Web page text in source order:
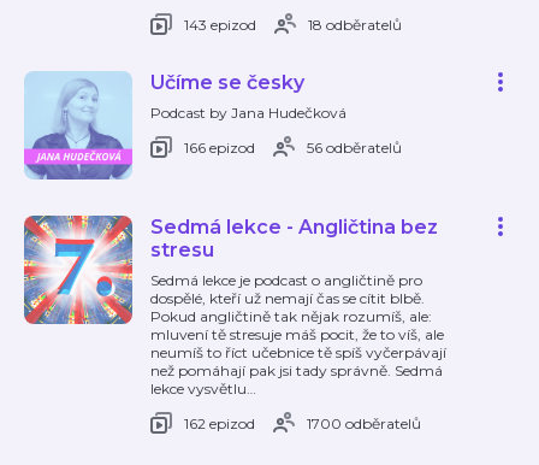
143 epizod
18 odběratelů
Učíme se česky
Podcast by Jana Hudečková
166 epizod
56 odběratelů
Sedmá lekce - Angličtina bez
stresu
Sedmá lekce je podcast o angličtině pro
dospělé, kteří už nemají čas se cítit blbě.
Pokud angličtině tak nějak rozumíš, ale:
mluvení tě stresuje máš pocit, že to víš, ale
neumíš to říct učebnice tě spíš vyčerpávají
než pomáhají pak jsi tady správně. Sedmá
lekce vysvětlu…
162 epizod
1700 odběratelů